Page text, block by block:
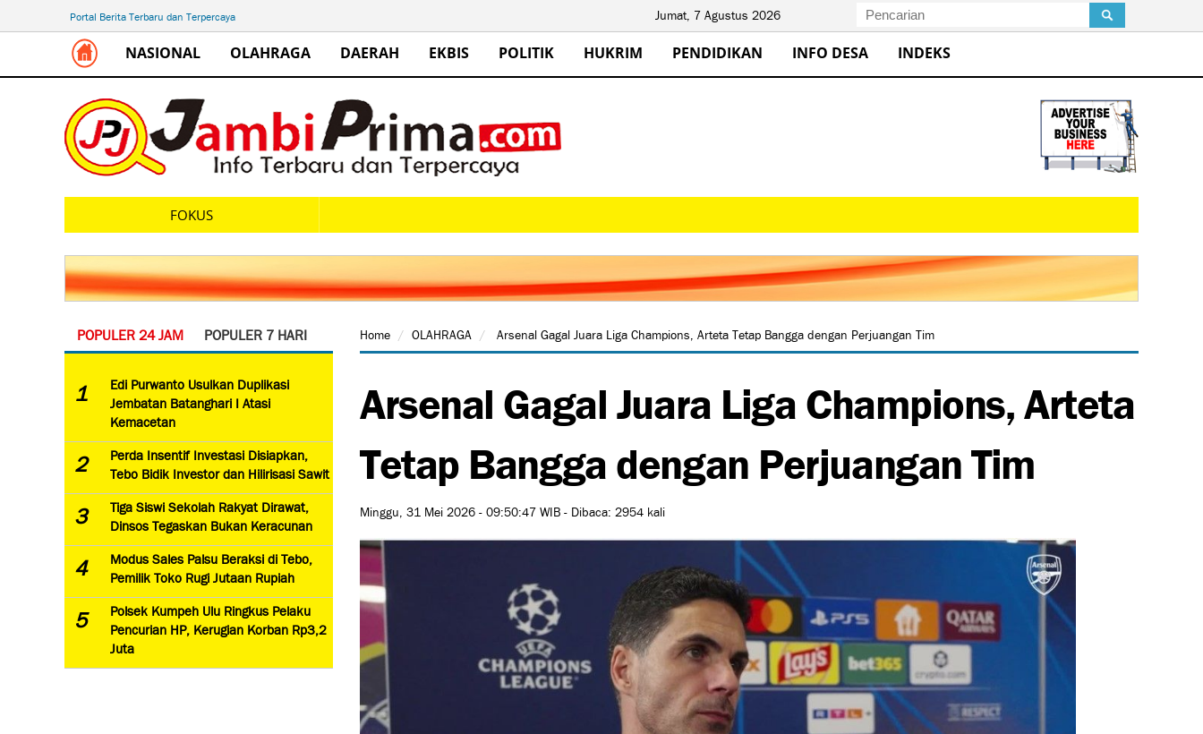
Portal Berita Terbaru dan Terpercaya Jumat, 7 Agustus 2026
NASIONAL OLAHRAGA DAERAH EKBIS POLITIK HUKRIM PENDIDIKAN INFO DESA INDEKS
FOKUS
POPULER 24 JAM POPULER 7 HARI
1
Edi Purwanto Usulkan Duplikasi
Jembatan Batanghari I Atasi
Kemacetan
2
Perda Insentif Investasi Disiapkan,
Tebo Bidik Investor dan Hilirisasi Sawit
3
Tiga Siswi Sekolah Rakyat Dirawat,
Dinsos Tegaskan Bukan Keracunan
4
Modus Sales Palsu Beraksi di Tebo,
Pemilik Toko Rugi Jutaan Rupiah
5
Polsek Kumpeh Ulu Ringkus Pelaku
Pencurian HP, Kerugian Korban Rp3,2
Juta
Home OLAHRAGA Arsenal Gagal Juara Liga Champions, Arteta Tetap Bangga dengan Perjuangan Tim
Arsenal Gagal Juara Liga Champions, Arteta
Tetap Bangga dengan Perjuangan Tim
Minggu, 31 Mei 2026 - 09:50:47 WIB - Dibaca: 2954 kali